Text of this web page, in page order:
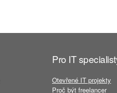
Pro IT
Otevřené IT projekty
Proč být freelancer